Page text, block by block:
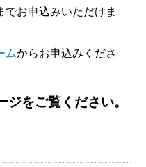
でお申込みいただけま
ムからお申込みくださ
をご覧ください。